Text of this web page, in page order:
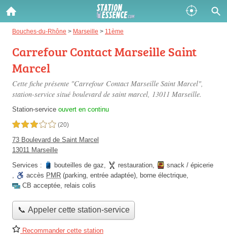
Bouches-du-Rhône > Marseille > 11ème
Carrefour Contact Marseille Saint
Marcel
Cette fiche présente "Carrefour Contact Marseille Saint Marcel",
station-service situé boulevard de saint marcel, 13011 Marseille.
Station-service ouvert en continu
3,0 étoiles sur 5 (20)
73 Boulevard de Saint Marcel
13011 Marseille
Services :
bouteilles de gaz, restauration,
snack / épicerie
,
accès PMR (parking, entrée adaptée), borne électrique,
CB acceptée, relais colis
📞 Appeler cette station-service
Recommander cette station
Gazole :
Disponible Épuisé
SP 98 :
Disponible Épuisé
SP 95 :